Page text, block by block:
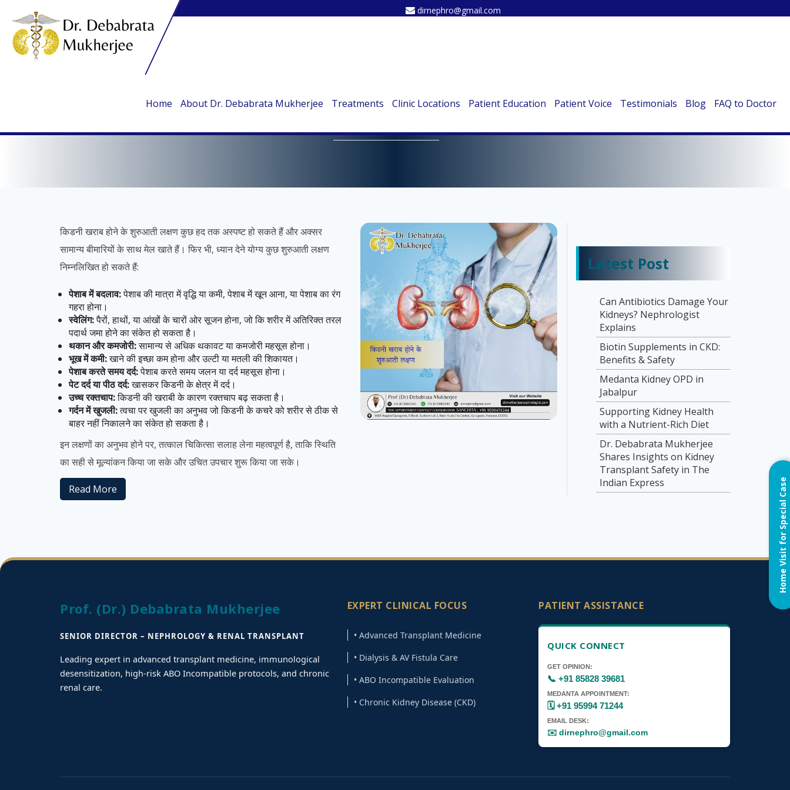
dirnephro@gmail.com
Home About Dr. Debabrata Mukherjee Treatments Clinic Locations Patient Education Patient Voice Testimonials Blog FAQ to Doctor
किडनी खराब होने के शुरुआती लक्षण
किडनी खराब होने के शुरुआती लक्षण कुछ हद तक अस्पष्ट हो सकते हैं और अक्सर
सामान्य बीमारियों के साथ मेल खाते हैं। फिर भी, ध्यान देने योग्य कुछ शुरुआती लक्षण
निम्नलिखित हो सकते हैं:
पेशाब में बदलाव:पेशाब की मात्रा में वृद्धि या कमी, पेशाब में खून आना, या पेशाब का रंग
गहरा होना।
स्वेलिंग:पैरों, हाथों, या आंखों के चारों ओर सूजन होना, जो कि शरीर में अतिरिक्त तरल
पदार्थ जमा होने का संकेत हो सकता है।
थकान और कमजोरी:सामान्य से अधिक थकावट या कमजोरी महसूस होना।
भूख में कमी:खाने की इच्छा कम होना और उल्टी या मतली की शिकायत।
पेशाब करते समय दर्द:पेशाब करते समय जलन या दर्द महसूस होना।
पेट दर्द या पीठ दर्द:खासकर किडनी के क्षेत्र में दर्द।
उच्च रक्तचाप:किडनी की खराबी के कारण रक्तचाप बढ़ सकता है।
गर्दन में खुजली:त्वचा पर खुजली का अनुभव जो किडनी के कचरे को शरीर से ठीक से
बाहर नहीं निकालने का संकेत हो सकता है।
इन लक्षणों का अनुभव होने पर, तत्काल चिकित्सा सलाह लेना महत्वपूर्ण है, ताकि स्थिति
का सही से मूल्यांकन किया जा सके और उचित उपचार शुरू किया जा सके।
Read More
Latest Post
Can Antibiotics Damage Your
Kidneys? Nephrologist
Explains
Biotin Supplements in CKD:
Benefits & Safety
Medanta Kidney OPD in
Jabalpur
Supporting Kidney Health
with a Nutrient-Rich Diet
Dr. Debabrata Mukherjee
Shares Insights on Kidney
Transplant Safety in The
Indian Express
Prof. (Dr.) Debabrata Mukherjee
SENIOR DIRECTOR – NEPHROLOGY & RENAL TRANSPLANT
Leading expert in advanced transplant medicine, immunological
desensitization, high-risk ABO Incompatible protocols, and chronic
renal care.
EXPERT CLINICAL FOCUS
• Advanced Transplant Medicine
• Dialysis & AV Fistula Care
• ABO Incompatible Evaluation
• Chronic Kidney Disease (CKD)
PATIENT ASSISTANCE
QUICK CONNECT
GET OPINION:
📞 +91 85828 39681
MEDANTA APPOINTMENT:
🗓️ +91 95994 71244
EMAIL DESK:
✉️ dirnephro@gmail.com
Home Visit for Special Case